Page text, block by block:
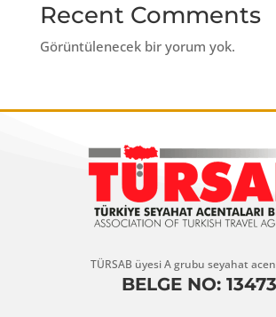
Recent Comments
Görüntülenecek bir yorum yok.
TÜRSAB üyesi A grubu seyahat
BELGE NO: 13473